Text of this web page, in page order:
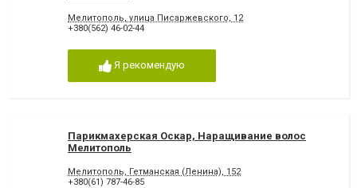
Мелитополь, улица Писаржевского, 12
+380(562) 46-02-44
Я рекомендую
Парикмахерская Оскар, Наращивание волос
Мелитополь
Мелитополь, Гетманская (Ленина), 152
+380(61) 787-46-85